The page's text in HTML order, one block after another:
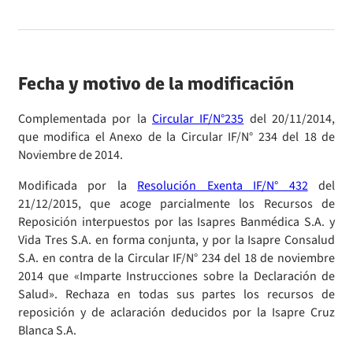
Actas Consejo Consultivo Ley Corta de Isapres
Fecha y motivo de la modificación
Complementada por la Circular IF/N°235 del 20/11/2014,
que modifica el Anexo de la Circular IF/N° 234 del 18 de
Noviembre de 2014.
Modificada por la Resolución Exenta IF/N° 432del
21/12/2015, que acoge parcialmente los Recursos de
Reposición interpuestos por las Isapres Banmédica S.A. y
Vida Tres S.A. en forma conjunta, y por la Isapre Consalud
S.A. en contra de la Circular IF/N° 234 del 18 de noviembre
2014 que «Imparte Instrucciones sobre la Declaración de
Salud». Rechaza en todas sus partes los recursos de
reposición y de aclaración deducidos por la Isapre Cruz
Blanca S.A.